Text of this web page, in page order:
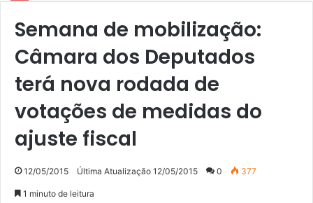
Semana de mobilização:
Câmara dos Deputados
terá nova rodada de
votações de medidas do
ajuste fiscal
12/05/2015 Última Atualização 12/05/2015 0 377
1 minuto de leitura